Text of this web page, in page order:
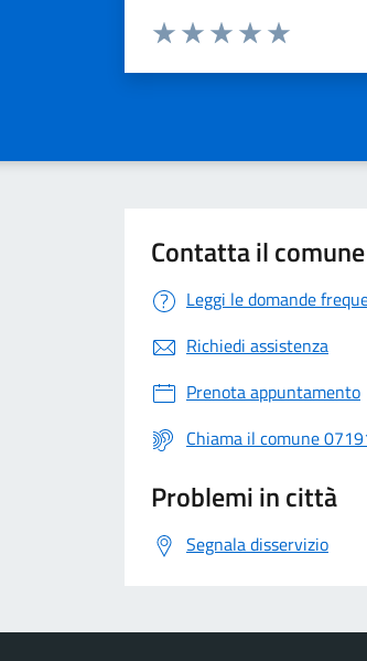
Valuta da 1 a 5 stelle la pagina
Contatta il comune
Leggi le domande
Richiedi assistenza
Prenota appuntamento
Chiama il comune
Problemi in città
Segnala disservizio